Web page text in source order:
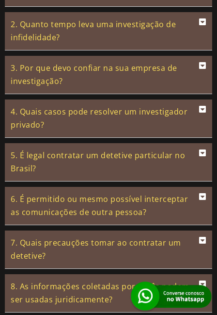
2. Quanto tempo leva uma investigação de
infidelidade?
3. Por que devo confiar na sua empresa de
investigação?
4. Quais casos pode resolver um investigador
privado?
5. É legal contratar um detetive particular no
Brasil?
6. É permitido ou mesmo possível interceptar
as comunicações de outra pessoa?
7. Quais precauções tomar ao contratar um
detetive?
8. As informações coletadas por vocês podem
ser usadas juridicamente?